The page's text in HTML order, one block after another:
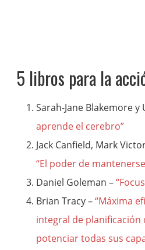
5 libros para la
Sarah-Jane Blakemore
aprende el cerebro”
Jack Canfield, Mark
“El poder de
Daniel Goleman –
Brian Tracy –“Máxima
integral de
potenciar todas sus